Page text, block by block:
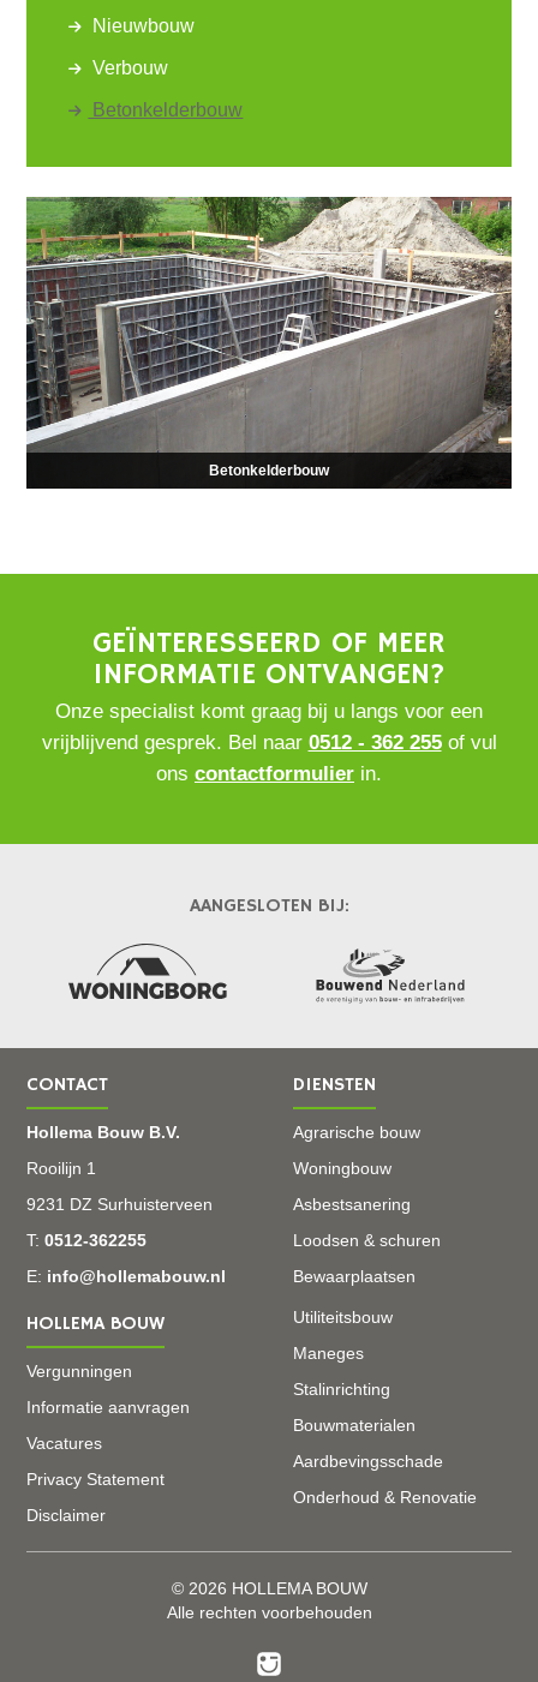
Nieuwbouw
Verbouw
Betonkelderbouw
Betonkelderbouw
GEÏNTERESSEERD OF MEER
INFORMATIE ONTVANGEN?
Onze specialist komt graag bij u langs voor een
vrijblijvend gesprek. Bel naar 0512 - 362 255of vul
ons contactformulier in.
AANGESLOTEN BIJ:
CONTACT
Hollema Bouw B.V.
Rooilijn 1
9231 DZ Surhuisterveen
T:0512-362255
E: info@hollemabouw.nl
HOLLEMA BOUW
Vergunningen
Informatie aanvragen
Vacatures
Privacy Statement
Disclaimer
DIENSTEN
Agrarische bouw
Woningbouw
Asbestsanering
Loodsen & schuren
Bewaarplaatsen
Utiliteitsbouw
Maneges
Stalinrichting
Bouwmaterialen
Aardbevingsschade
Onderhoud & Renovatie
© 2026 HOLLEMA BOUW
Alle rechten voorbehouden